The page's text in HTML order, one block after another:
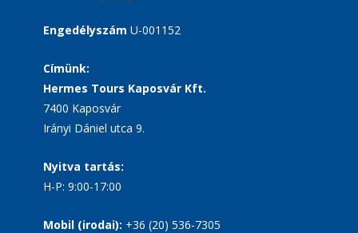
Engedélyszám U-001152
Címünk:
Hermes Tours Kaposvár Kft.
7400 Kaposvár
Irányi Dániel utca 9.
Nyitva tartás:
H-P: 9:00-17:00
Mobil (irodai): +36 (20) 536-7305